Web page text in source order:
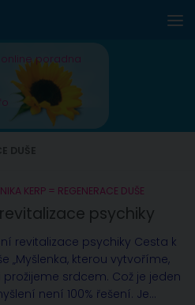
online poradna
KERP = REGENERACE DUŠE
psychiky
revitalizace psychiky Cesta k
„Myšlenka, kterou vytvoříme,
srdcem. Což je jeden
není 100% řešení. Je...